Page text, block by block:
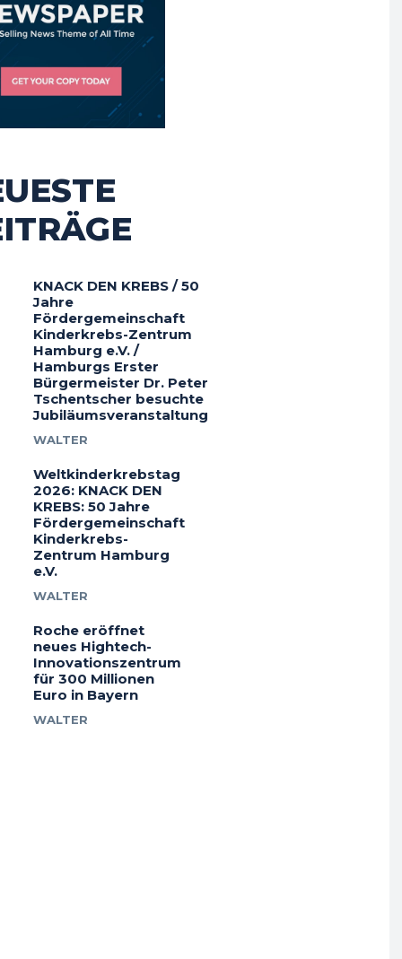
KNACK DEN KREBS / 50
Jahre
Fördergemeinschaft
Kinderkrebs-Zentrum
Hamburg e.V. /
Hamburgs Erster
Bürgermeister Dr. Peter
Tschentscher besuchte
Jubiläumsveranstaltung
WALTER
Weltkinderkrebstag
2026: KNACK DEN
KREBS: 50 Jahre
Fördergemeinschaft
Kinderkrebs-
Zentrum Hamburg
e.V.
WALTER
Roche eröffnet
neues Hightech-
Innovationszentrum
für 300 Millionen
Euro in Bayern
WALTER